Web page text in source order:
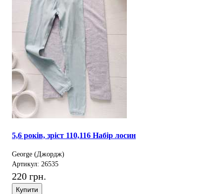
5,6 років, зріст 110,116 Набір лосин
George (Джордж)
Артикул: 26535
220 грн.
Купити